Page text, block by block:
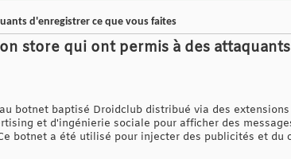
d'enregistrer ce que vous faites
store qui ont permis à des attaquants
botnet baptisé Droidclub distribué via des extensions
et d'ingénierie sociale pour afficher des
botnet a été utilisé pour injecter des publicités et du